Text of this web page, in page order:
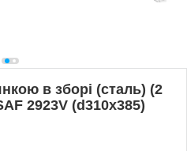
в зборі (сталь) (2
2923V (d310x385)